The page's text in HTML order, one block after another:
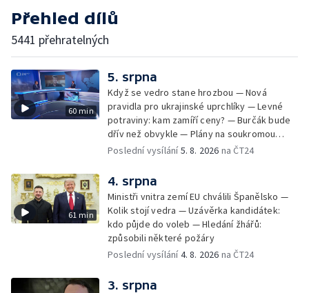
Přehled dílů
5441 přehratelných
60 min
5. srpna
Když se vedro stane hrozbou — Nová
pravidla pro ukrajinské uprchlíky — Levné
potraviny: kam zamíří ceny? — Burčák bude
dřív než obvykle — Plány na soukromou
orbitální stanici
Poslední vysílání5. 8. 2026 na ČT24
61 min
4. srpna
Ministři vnitra zemí EU chválili Španělsko —
Kolik stojí vedra — Uzávěrka kandidátek:
kdo půjde do voleb — Hledání žhářů:
způsobili některé požáry
Poslední vysílání4. 8. 2026 na ČT24
3. srpna